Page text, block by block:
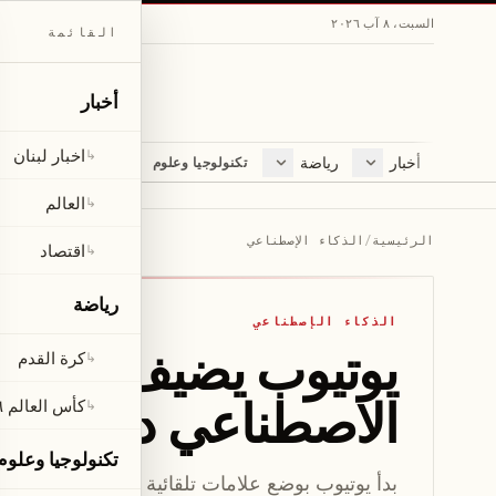
السبت، ٨ آب ٢٠٢٦
أخبار
اخبار لبنان
رياضة
كرة القدم
تكنولوجيا وعلوم مجلة
ثقافة ومجتمع
لايف ستايل
الرئيسية/ الذكاء الإصطناعي
الذكاء الإصطناعي
يوتيوب يضيف تصنيفًا
الاصطناعي دون
بدأ يوتيوب بوضع علامات تلقائية على الفيديوهات
القائمة
أخبار
↳اخبار لبنان
↳العالم
↳اقتصاد
رياضة
↳كرة القدم
↳كأس العالم ٢٠٢٦
تكنولوجيا